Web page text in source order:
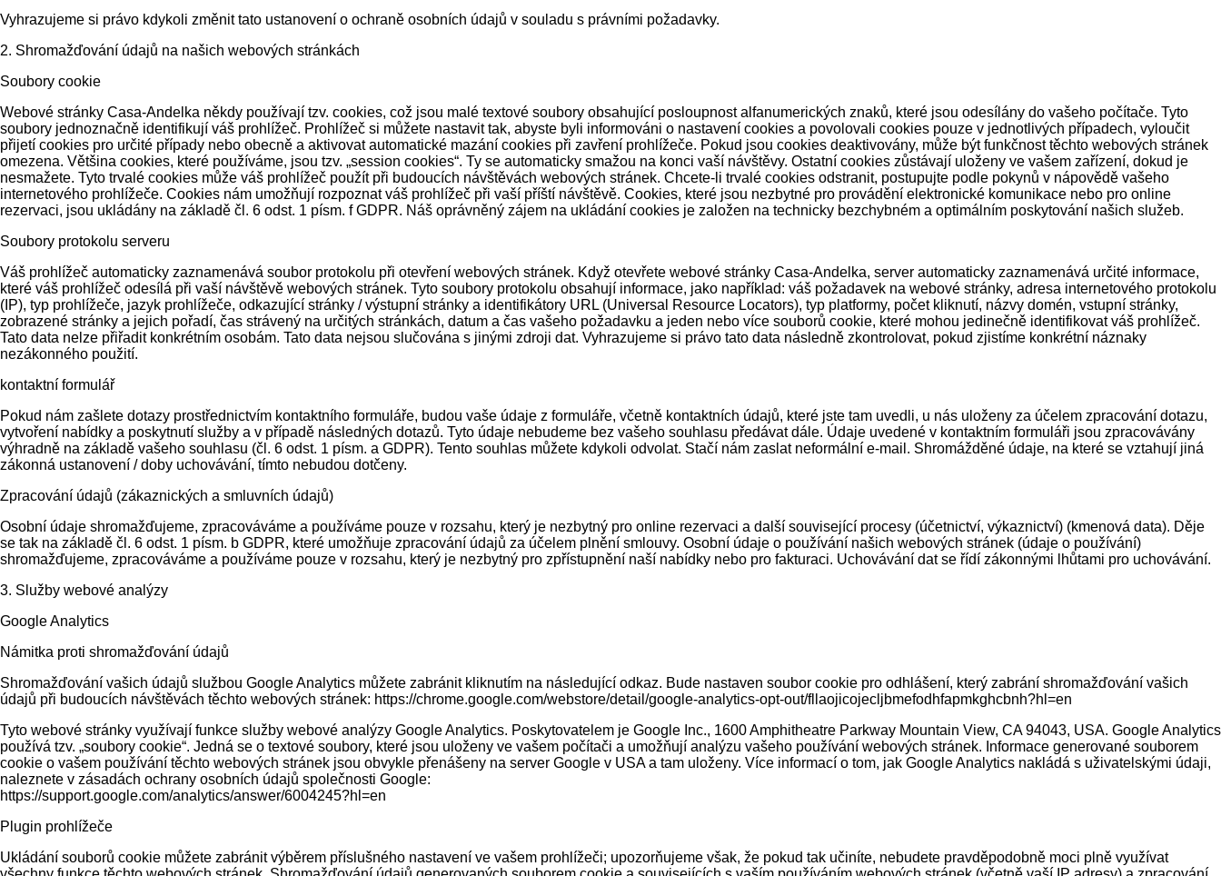
Vyhrazujeme si právo kdykoli změnit tato ustanovení o ochraně osobních údajů v souladu s právními požadavky.
2. Shromažďování údajů na našich webových stránkách
Soubory cookie
Webové stránky Casa-Andelka někdy používají tzv. cookies, což jsou malé textové soubory obsahující posloupnost alfanumerických znaků, které jsou odesílány do vašeho počítače. Tyto
soubory jednoznačně identifikují váš prohlížeč. Prohlížeč si můžete nastavit tak, abyste byli informováni o nastavení cookies a povolovali cookies pouze v jednotlivých případech, vyloučit
přijetí cookies pro určité případy nebo obecně a aktivovat automatické mazání cookies při zavření prohlížeče. Pokud jsou cookies deaktivovány, může být funkčnost těchto webových stránek
omezena. Většina cookies, které používáme, jsou tzv. „session cookies“. Ty se automaticky smažou na konci vaší návštěvy. Ostatní cookies zůstávají uloženy ve vašem zařízení, dokud je
nesmažete. Tyto trvalé cookies může váš prohlížeč použít při budoucích návštěvách webových stránek. Chcete-li trvalé cookies odstranit, postupujte podle pokynů v nápovědě vašeho
internetového prohlížeče. Cookies nám umožňují rozpoznat váš prohlížeč při vaší příští návštěvě. Cookies, které jsou nezbytné pro provádění elektronické komunikace nebo pro online
rezervaci, jsou ukládány na základě čl. 6 odst. 1 písm. f GDPR. Náš oprávněný zájem na ukládání cookies je založen na technicky bezchybném a optimálním poskytování našich služeb.
Soubory protokolu serveru
Váš prohlížeč automaticky zaznamenává soubor protokolu při otevření webových stránek. Když otevřete webové stránky Casa-Andelka, server automaticky zaznamenává určité informace,
které váš prohlížeč odesílá při vaší návštěvě webových stránek. Tyto soubory protokolu obsahují informace, jako například: váš požadavek na webové stránky, adresa internetového protokolu
(IP), typ prohlížeče, jazyk prohlížeče, odkazující stránky / výstupní stránky a identifikátory URL (Universal Resource Locators), typ platformy, počet kliknutí, názvy domén, vstupní stránky,
zobrazené stránky a jejich pořadí, čas strávený na určitých stránkách, datum a čas vašeho požadavku a jeden nebo více souborů cookie, které mohou jedinečně identifikovat váš prohlížeč.
Tato data nelze přiřadit konkrétním osobám. Tato data nejsou slučována s jinými zdroji dat. Vyhrazujeme si právo tato data následně zkontrolovat, pokud zjistíme konkrétní náznaky
nezákonného použití.
kontaktní formulář
Pokud nám zašlete dotazy prostřednictvím kontaktního formuláře, budou vaše údaje z formuláře, včetně kontaktních údajů, které jste tam uvedli, u nás uloženy za účelem zpracování dotazu,
vytvoření nabídky a poskytnutí služby a v případě následných dotazů. Tyto údaje nebudeme bez vašeho souhlasu předávat dále. Údaje uvedené v kontaktním formuláři jsou zpracovávány
výhradně na základě vašeho souhlasu (čl. 6 odst. 1 písm. a GDPR). Tento souhlas můžete kdykoli odvolat. Stačí nám zaslat neformální e-mail. Shromážděné údaje, na které se vztahují jiná
zákonná ustanovení / doby uchovávání, tímto nebudou dotčeny.
Zpracování údajů (zákaznických a smluvních údajů)
Osobní údaje shromažďujeme, zpracováváme a používáme pouze v rozsahu, který je nezbytný pro online rezervaci a další související procesy (účetnictví, výkaznictví) (kmenová data). Děje
se tak na základě čl. 6 odst. 1 písm. b GDPR, které umožňuje zpracování údajů za účelem plnění smlouvy. Osobní údaje o používání našich webových stránek (údaje o používání)
shromažďujeme, zpracováváme a používáme pouze v rozsahu, který je nezbytný pro zpřístupnění naší nabídky nebo pro fakturaci. Uchovávání dat se řídí zákonnými lhůtami pro uchovávání.
3. Služby webové analýzy
Google Analytics
Námitka proti shromažďování údajů
Shromažďování vašich údajů službou Google Analytics můžete zabránit kliknutím na následující odkaz. Bude nastaven soubor cookie pro odhlášení, který zabrání shromažďování vašich
údajů při budoucích návštěvách těchto webových stránek: https://chrome.google.com/webstore/detail/google-analytics-opt-out/fllaojicojecljbmefodhfapmkghcbnh?hl=en
Tyto webové stránky využívají funkce služby webové analýzy Google Analytics. Poskytovatelem je Google Inc., 1600 Amphitheatre Parkway Mountain View, CA 94043, USA. Google Analytics
používá tzv. „soubory cookie“. Jedná se o textové soubory, které jsou uloženy ve vašem počítači a umožňují analýzu vašeho používání webových stránek. Informace generované souborem
cookie o vašem používání těchto webových stránek jsou obvykle přenášeny na server Google v USA a tam uloženy. Více informací o tom, jak Google Analytics nakládá s uživatelskými údaji,
naleznete v zásadách ochrany osobních údajů společnosti Google:
https://support.google.com/analytics/answer/6004245?hl=en
Plugin prohlížeče
Ukládání souborů cookie můžete zabránit výběrem příslušného nastavení ve vašem prohlížeči; upozorňujeme však, že pokud tak učiníte, nebudete pravděpodobně moci plně využívat